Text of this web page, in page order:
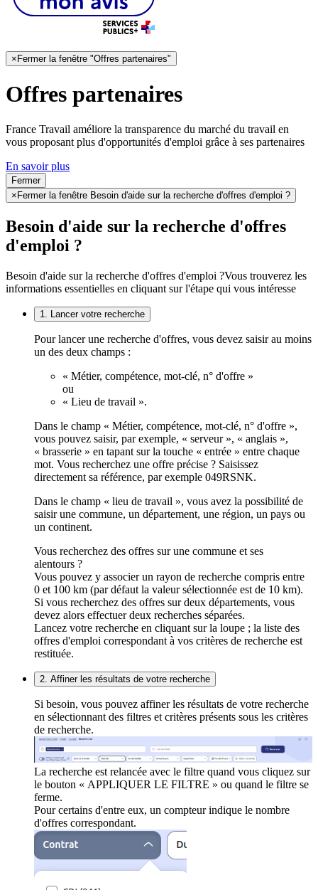
× Fermer la fenêtre "Offres partenaires"
Offres partenaires
France Travail améliore la transparence du marché du travail en
vous proposant plus d'opportunités d'emploi grâce à ses partenaires
En savoir plus
Fermer
× Fermer la fenêtre Besoin d'aide sur la recherche d'offres d'emploi ?
Besoin d'aide sur la recherche d'offres
d'emploi ?
Besoin d'aide sur la recherche d'offres d'emploi ?Vous trouverez les
informations essentielles en cliquant sur l'étape qui vous intéresse
1. Lancer votre recherche
Pour lancer une recherche d'offres, vous devez saisir au moins
un des deux champs :
« Métier, compétence, mot-clé, n° d'offre »
ou
« Lieu de travail ».
Dans le champ « Métier, compétence, mot-clé, n° d'offre »,
vous pouvez saisir, par exemple, « serveur », « anglais »,
« brasserie » en tapant sur la touche « entrée » entre chaque
mot. Vous recherchez une offre précise ? Saisissez
directement sa référence, par exemple 049RSNK.
Dans le champ « lieu de travail », vous avez la possibilité de
saisir une commune, un département, une région, un pays ou
un continent.
Vous recherchez des offres sur une commune et ses
alentours ?
Vous pouvez y associer un rayon de recherche compris entre
0 et 100 km (par défaut la valeur sélectionnée est de 10 km).
Si vous recherchez des offres sur deux départements, vous
devez alors effectuer deux recherches séparées.
Lancez votre recherche en cliquant sur la loupe ; la liste des
offres d'emploi correspondant à vos critères de recherche est
restituée.
2. Affiner les résultats de votre recherche
Si besoin, vous pouvez affiner les résultats de votre recherche
en sélectionnant des filtres et critères présents sous les critères
de recherche.
La recherche est relancée avec le filtre quand vous cliquez sur
le bouton « APPLIQUER LE FILTRE » ou quand le filtre se
ferme.
Pour certains d'entre eux, un compteur indique le nombre
d'offres correspondant.